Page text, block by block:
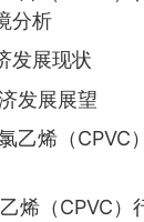
分析
发展现状
发展展望
乙烯（CPVC
烯（CPVC）